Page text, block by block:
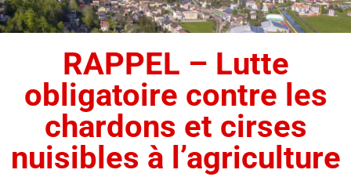
RAPPEL – Lutte
obligatoire contre les
chardons et cirses
nuisibles à l’agriculture